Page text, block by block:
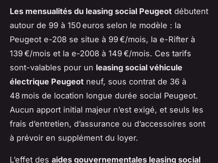
Les mensualités du leasing social Peugeot débutent
autour de 99 à 150 euros selon le modèle : la
Peugeot e-208 se situe à 99 €/mois, la e-Rifter à
139 €/mois et la e-2008 à 149 €/mois. Ces tarifs
sont-valables pour un leasing social véhicule
électrique Peugeot neuf, sous contrat de 36 à
48 mois de location longue durée social Peugeot.
Aucun apport initial majeur n’est exigé, et seuls les
frais d’entretien, d’assurance ou d’accessoires sont
à prévoir en supplément du loyer.
L’effet des aides gouvernementales leasing social